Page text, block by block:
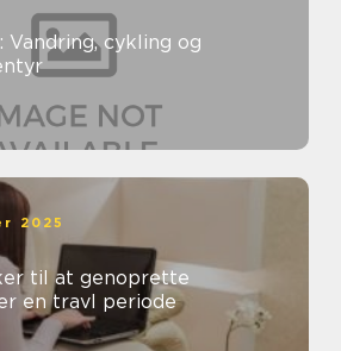
cykling og
2025
til at genoprette
en travl periode